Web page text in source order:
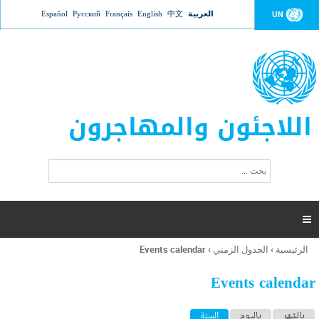
Jump to navigation UN العربية 中文
English
Français
Русский
Español
اللاجئون والمهاجرون
ت
ر
ل
ح
ب

أنت
هنا
الرئيسية › الجدول الزمني ›
Events calendar
Events calendar